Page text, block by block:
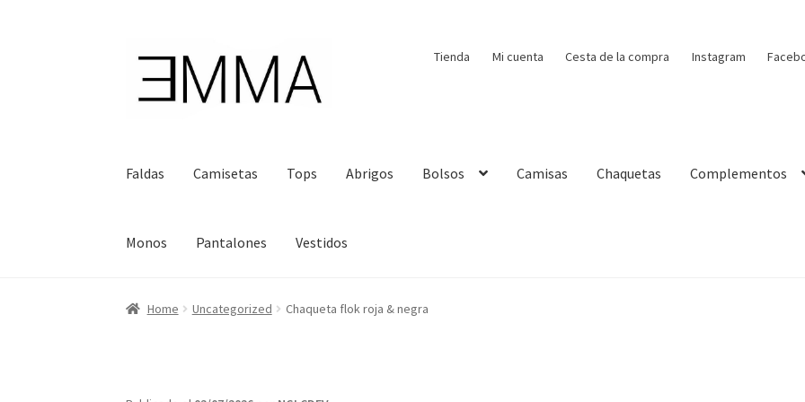
Tienda Mi cuenta Cesta de la compra Instagram
Faldas Camisetas Tops Abrigos Bolsos Camisas Chaquetas Complementos
Monos Pantalones Vestidos
Home Uncategorized Chaqueta flok roja & negra